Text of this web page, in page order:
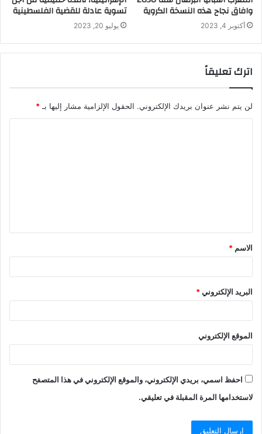
وافاق نجاح هذه النسخة الكروية
أكتوبر 4, 2023
تسوية عادلة للقضية الفلسطينية
يوليو 20, 2023
اترك تعليقاً
لن يتم نشر عنوان بريدك الإلكتروني. الحقول الإلزامية مشار إليها بـ *
الاسم *
البريد الإلكتروني*
الموقع الإلكتروني
احفظ اسمي، بريدي الإلكتروني، والموقع الإلكتروني في هذا المتصفح
لاستخدامها المرة المقبلة في تعليقي.